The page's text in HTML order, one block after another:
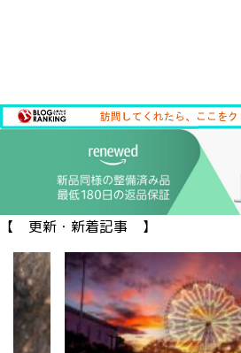
【 更新・新着記事 】